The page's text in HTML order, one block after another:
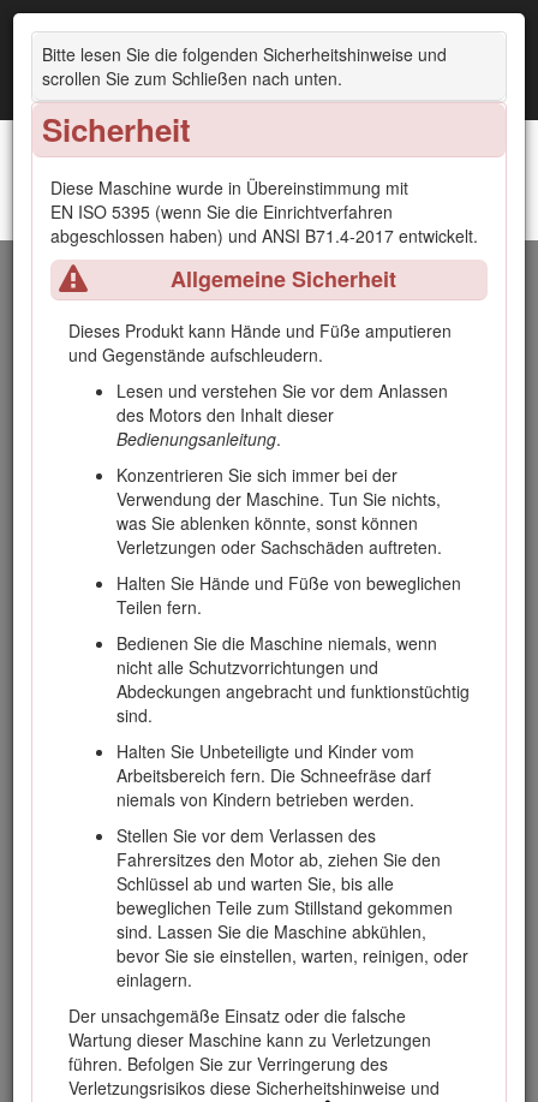
Bitte lesen Sie die folgenden Sicherheitshinweise und
scrollen Sie zum Schließen nach unten.
Sicherheit
Diese Maschine wurde in Übereinstimmung mit
EN ISO 5395 (wenn Sie die Einrichtverfahren
abgeschlossen haben) und ANSI B71.4-2017 entwickelt.
Allgemeine Sicherheit
Dieses Produkt kann Hände und Füße amputieren
und Gegenstände aufschleudern.
Lesen und verstehen Sie vor dem Anlassen
des Motors den Inhalt dieser
Bedienungsanleitung.
Konzentrieren Sie sich immer bei der
Verwendung der Maschine. Tun Sie nichts,
was Sie ablenken könnte, sonst können
Verletzungen oder Sachschäden auftreten.
Halten Sie Hände und Füße von beweglichen
Teilen fern.
Bedienen Sie die Maschine niemals, wenn
nicht alle Schutzvorrichtungen und
Abdeckungen angebracht und funktionstüchtig
sind.
Halten Sie Unbeteiligte und Kinder vom
Arbeitsbereich fern. Die Schneefräse darf
niemals von Kindern betrieben werden.
Stellen Sie vor dem Verlassen des
Fahrersitzes den Motor ab, ziehen Sie den
Schlüssel ab und warten Sie, bis alle
beweglichen Teile zum Stillstand gekommen
sind. Lassen Sie die Maschine abkühlen,
bevor Sie sie einstellen, warten, reinigen, oder
einlagern.
Der unsachgemäße Einsatz oder die falsche
Wartung dieser Maschine kann zu Verletzungen
führen. Befolgen Sie zur Verringerung des
Verletzungsrisikos diese Sicherheitshinweise und
Zugmaschine Reelmaster® 3555, 3575 und 3550
Einführung
Dieser Aufsitzrasenmäher mit Messerspindeln sollte nur von
geschulten Lohnarbeitern in gewerblichen Anwendungen
eingesetzt werden. Er ist hauptsächlich für das Mähen von
Gras auf gepflegten Grünflächen gedacht. Wenn dieses
für Bediener und andere Personen gefährlich sein.
Lesen Sie diese Informationen sorgfältig durch, um sich mit
Geräts vertraut zu machen und Verletzungen und eine
Beschädigung des Geräts zu vermeiden. Sie tragen die
Verantwortung für einen ordnungsgemäßen und sicheren
Einsatz des Geräts.
Besuchen Sie Toro.com für weitere Informationen,
einschließlich Sicherheitstipps, Schulungsunterlagen,
Zubehörinformationen, Standort eines Händlers oder
Registrierung Ihres Produkts.
Wenden Sie sich an den Toro-Vertragshändler oder
Kundendienst, wenn Sie eine Serviceleistung,
Originalersatzteile von Toro oder weitere Informationen
benötigen. Haben Sie dafür die Modell- und Seriennummern
der Maschine griffbereit. Bild1zeigt die Position der Modell-
Modell- und Seriennummern des Geräts ein.
Important: Scannen Sie mit Ihrem Mobilgerät den QR-
Code auf dem Seriennummernaufkleber (falls
vorhanden), um auf Garantie-, Ersatzteil- oder andere
Produktinformationen zuzugreifen.